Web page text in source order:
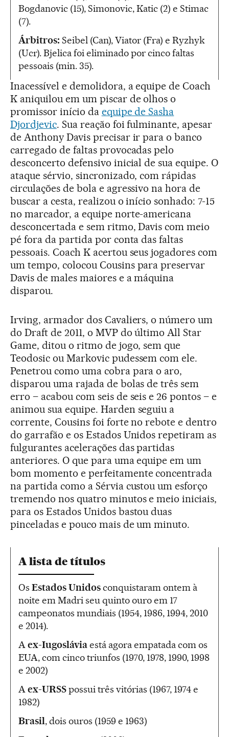
Bogdanovic (15), Simonovic, Katic (2) e Stimac
(7).
Árbitros: Seibel (Can), Viator (Fra) e Ryzhyk
(Ucr). Bjelica foi eliminado por cinco faltas
pessoais (min. 35).
Inacessível e demolidora, a equipe de Coach
K aniquilou em um piscar de olhos o
promissor início da equipe de Sasha
Djordjevic. Sua reação foi fulminante, apesar
de Anthony Davis precisar ir para o banco
carregado de faltas provocadas pelo
desconcerto defensivo inicial de sua equipe. O
ataque sérvio, sincronizado, com rápidas
circulações de bola e agressivo na hora de
buscar a cesta, realizou o início sonhado: 7-15
no marcador, a equipe norte-americana
desconcertada e sem ritmo, Davis com meio
pé fora da partida por conta das faltas
pessoais. Coach K acertou seus jogadores com
um tempo, colocou Cousins para preservar
Davis de males maiores e a máquina
disparou.
Irving, armador dos Cavaliers, o número um
do Draft de 2011, o MVP do último All Star
Game, ditou o ritmo de jogo, sem que
Teodosic ou Markovic pudessem com ele.
Penetrou como uma cobra para o aro,
disparou uma rajada de bolas de três sem
erro – acabou com seis de seis e 26 pontos – e
animou sua equipe. Harden seguiu a
corrente, Cousins foi forte no rebote e dentro
do garrafão e os Estados Unidos repetiram as
fulgurantes acelerações das partidas
anteriores. O que para uma equipe em um
bom momento e perfeitamente concentrada
na partida como a Sérvia custou um esforço
tremendo nos quatro minutos e meio iniciais,
para os Estados Unidos bastou duas
pinceladas e pouco mais de um minuto.
A lista de títulos
Os Estados Unidosconquistaram ontem à
noite em Madri seu quinto ouro em 17
campeonatos mundiais (1954, 1986, 1994, 2010
e 2014).
Aex-Iugosláviaestá agora empatada com os
EUA, com cinco triunfos (1970, 1978, 1990, 1998
e 2002)
Aex-URSSpossui três vitórias (1967, 1974 e
1982)
Brasil, dois ouros (1959 e 1963)